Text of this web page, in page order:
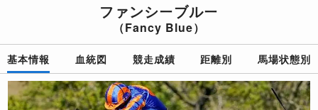
ファンシーブルー
（Fancy Blue）
基本情報 血統図 競走成績 距離別 馬場状態別